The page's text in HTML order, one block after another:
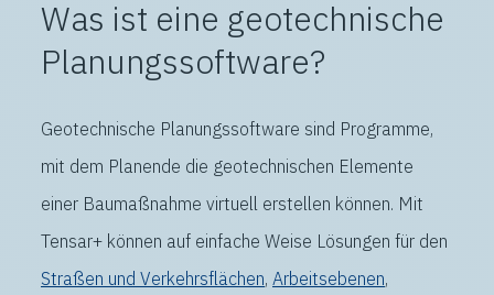
Was ist eine geotechnische
Planungssoftware?
Geotechnische Planungssoftware sind Programme,
mit dem Planende die geotechnischen Elemente
einer Baumaßnahme virtuell erstellen können. Mit
Tensar+ können auf einfache Weise Lösungen für den
Straßen und Verkehrsflächen, Arbeitsebenen,